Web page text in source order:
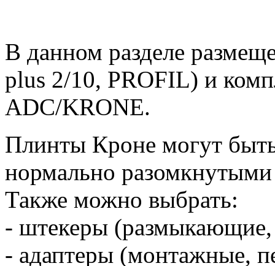
В данном разделе
plus 2/10, PROFIL) и
ADC/KRONE.
Плинты Кроне могут
нормально разомкнутыми
Также можно выбрать:
- штекеры (размыкающие,
- адаптеры (монтажные,